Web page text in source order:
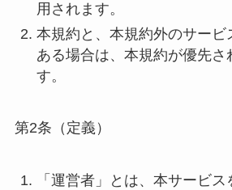
用されます。
本規約と、本規約外のサービ
ある場合は、本規約が優先さ
す。
第2条（定義）
「運営者」とは、本サービ